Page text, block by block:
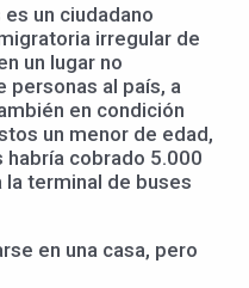
un ciudadano
irregular de
un lugar no
personas al país, a
en condición
un menor de edad,
habría cobrado 5.000
la terminal de buses
en una casa, pero